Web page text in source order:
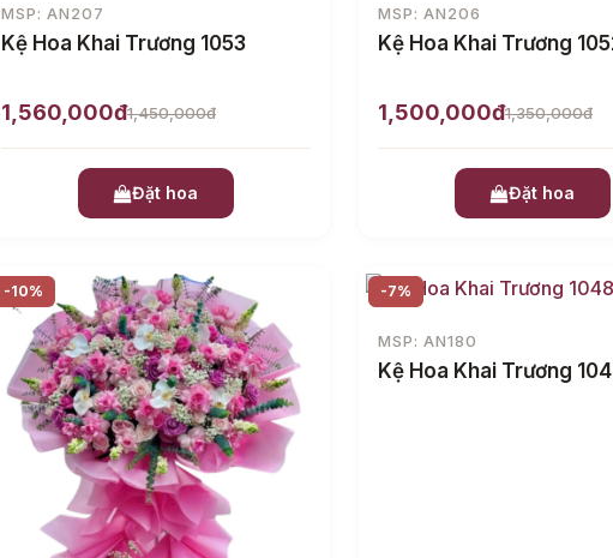
MSP: AN207
Kệ Hoa Khai Trương 1053
1,560,000đ1,450,000đ
Đặt hoa
MSP: AN206
Kệ Hoa Khai Trương
1,500,000đ1,350,000đ
Đặt hoa
-10% -7%
MSP: AN180
Kệ Hoa Khai Trương